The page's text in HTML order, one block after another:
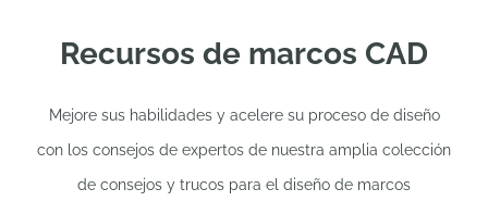
Recursos de marcos CAD
Mejore sus habilidades y acelere su proceso de diseño
con los consejos de expertos de nuestra amplia colección
de consejos y trucos para el diseño de marcos